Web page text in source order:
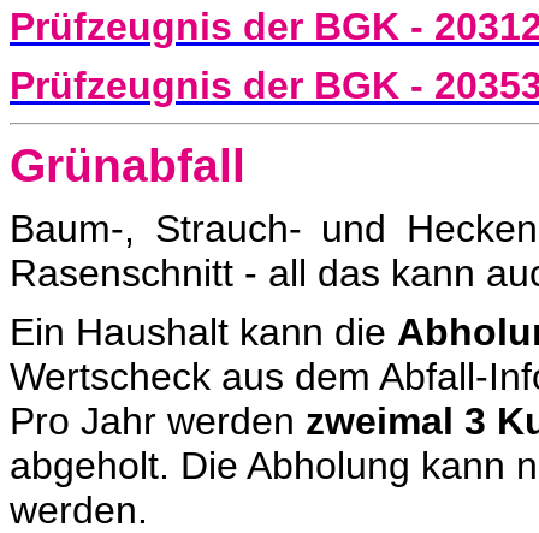
Prüfzeugnis der BGK -
Prüfzeugnis der BGK -
Grünabfall
Baum-, Strauch- und
Rasenschnitt - all das kann
Ein Haushalt kann die
Wertscheck aus dem Abfall-
Pro Jahr werden zweimal 3
abgeholt. Die Abholung kann
werden.